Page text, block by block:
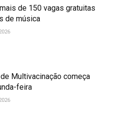
de 150 vagas gratuitas
de música
de Multivacinação começa
feira